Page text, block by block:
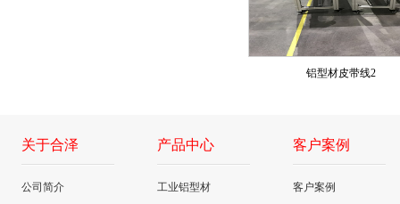
铝型材皮带线2
关于合泽
公司简介
产品中心
工业铝型材
客户案例
客户案例